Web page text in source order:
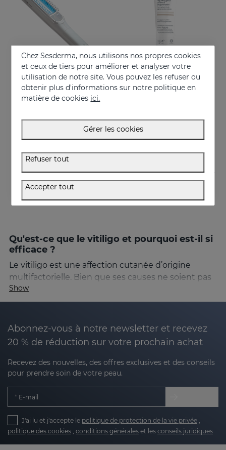
Acheter
Photodynamic narrow bandwidth therapy device
750.00 €
Acheter
57.95 €
Qu'est-ce que le vitiligo et pourquoi est-il si
efficace ?
Le vitiligo est une affection cutanée d’origine
multifactorielle. Bien que ses causes ne soient pas
complètement déterminées, nous savons qu'elles
interviennent :
Facteurs auto-immuns : le système
immunitaire attaque les mélanocytes.
Stress oxydatif: excès de radicaux libres qui
endommage les cellules de la peau.
Facteurs génétiques
Facteurs environnementaux ou stress: peut
nous rendre plus sensibles.
Show
Abonnez-vous à notre newsletter et recevez
20 % de réduction sur votre prochain achat
Recevez des nouvelles, des offres exclusives et des conseils
pour prendre soin de votre peau.
E-mail
J'ai lu et j'accepte le politique de protection de la vie privée
politique des cookies conditions générales et les conseils juridiques
Chez Sesderma, nous utilisons nos propres cookies
et ceux de tiers pour améliorer et analyser votre
utilisation de notre site. Vous pouvez les refuser ou
obtenir plus d'informations sur notre politique en
matière de cookies ici.
Gérer les cookies
Refuser tout
Accepter tout